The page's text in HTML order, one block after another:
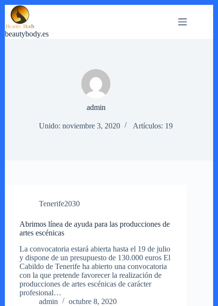
Saltar
contenido
beautybody.es
admin
Unido: noviembre 3, 2020 Artículos: 19
Tenerife2030
Abrimos línea de ayuda para las producciones de
artes escénicas
La convocatoria estará abierta hasta el 19 de julio
y dispone de un presupuesto de 130.000 euros El
Cabildo de Tenerife ha abierto una convocatoria
con la que pretende favorecer la realización de
producciones de artes escénicas de carácter
profesional…
admin
octubre 8, 2020